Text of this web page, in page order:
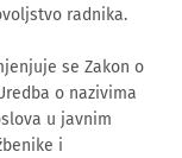
radnika.
se Zakon o
o nazivima
u javnim
i